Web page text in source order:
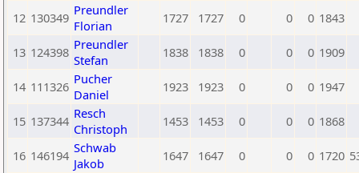
12 130349 Preundler
Florian
1727 1727 0 0 0 1843
13 124398 Preundler
Stefan
1838 1838 0 0 0 1909
14 111326 Pucher
Daniel
1923 1923 0 0 0 1947
15 137344 Resch
Christoph
1453 1453 0 0 0 1868
16 146194 Schwab
Jakob
1647 1647 0 0 0 1720